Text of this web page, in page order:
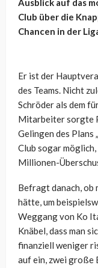
Ausblick auf das
Club über die
Chancen in der
Er ist der
des Teams. Nicht
Schröder als dem
Mitarbeiter sorgte
Gelingen des Plans
Club sogar
Millionen-
Befragt danach, ob
hätte, um
Weggang von Ko
Knäbel, dass man
finanziell weniger
auf ein, zwei große